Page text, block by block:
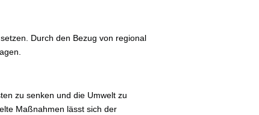
Durch den Bezug von regional
zu senken und die Umwelt zu
Maßnahmen lässt sich der